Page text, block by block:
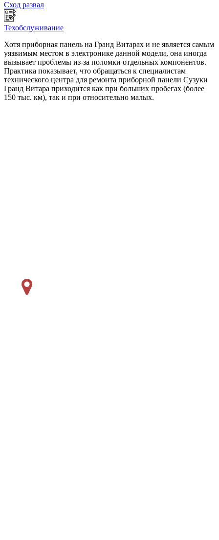
Сход развал
Техобслуживание
Хотя приборная панель на Гранд Витарах и не является самым
уязвимым местом в электронике данной модели, она иногда
вызывает проблемы из-за поломки отдельных компонентов.
Практика показывает, что обращаться к специалистам
технического центра для ремонта приборной панели Сузуки
Гранд Витара приходится как при больших пробегах (более
150 тыс. км), так и при относительно малых.